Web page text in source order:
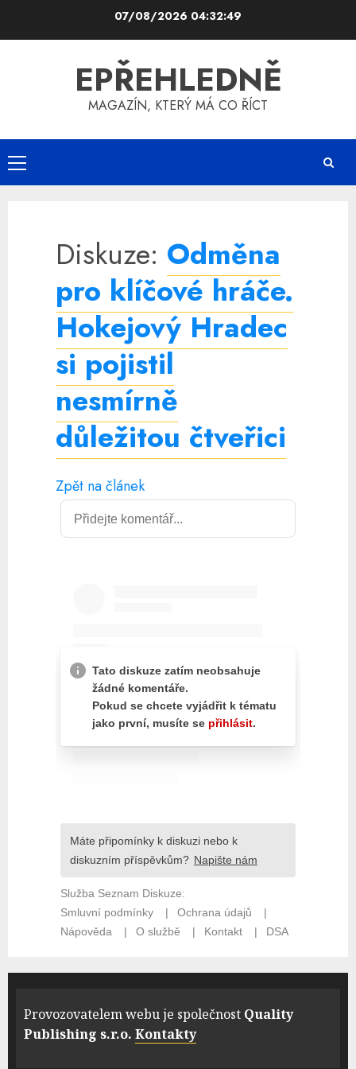
07/08/2026 04:32:50
EPŘEHLEDNĚ
MAGAZÍN, KTERÝ MÁ CO ŘÍCT
Primary
Menu
Diskuze: Odměna
pro klíčové hráče.
Hokejový Hradec
si pojistil
nesmírně
důležitou čtveřici
Zpět na článek
Provozovatelem webu je společnost Quality
Publishing s.r.o. Kontakty